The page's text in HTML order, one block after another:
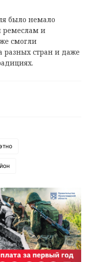
было немало
ремеслам и
смогли
разных стран и даже